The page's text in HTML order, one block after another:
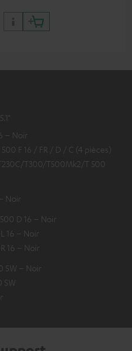
– Noir
F 16 / FR / D / C (4 pièces)
T300/T500Mk2/T 500
Noir
D 16 – Noir
16 – Noir
16 – Noir
SW – Noir
SW